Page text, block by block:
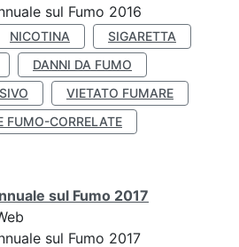
sul Fumo 2016
NICOTINA
SIGARETTA
DANNI DA FUMO
VIETATO FUMARE
FUMO-CORRELATE
sul Fumo 2017
sul Fumo 2017